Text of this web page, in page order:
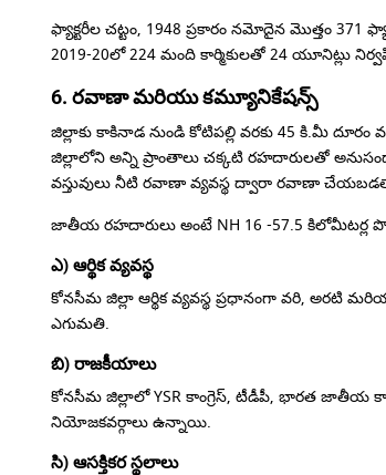
ఫ్యాక్టరీల చట్టం, 1948 ప్రకారం నమోదైన మొత్తం 371
2019-20లో 224 మంది కార్మికులతో 24 యూనిట్లు
6. రవాణా మరియు కమ్యూనికేషన్స్
జిల్లాకు కాకినాడ నుండి కోటిపల్లి వరకు 45 కి.మీ దూరం
జిల్లాలోని అన్ని ప్రాంతాలు చక్కటి రహదారులతో
వస్తువులు నీటి రవాణా వ్యవస్థ ద్వారా రవాణా
జాతీయ రహదారులు అంటే NH 16 -57.5 కిలోమీటర్ల
ఎ) ఆర్థిక వ్యవస్థ
కోనసీమ జిల్లా ఆర్థిక వ్యవస్థ ప్రధానంగా వరి, అరటి
ఎగుమతి.
బి) రాజకీయాలు
కోనసీమ జిల్లాలో YSR కాంగ్రెస్, టీడీపీ, భారత జాతీయ
నియోజకవర్గాలు ఉన్నాయి.
సి) ఆసక్తికర స్థలాలు